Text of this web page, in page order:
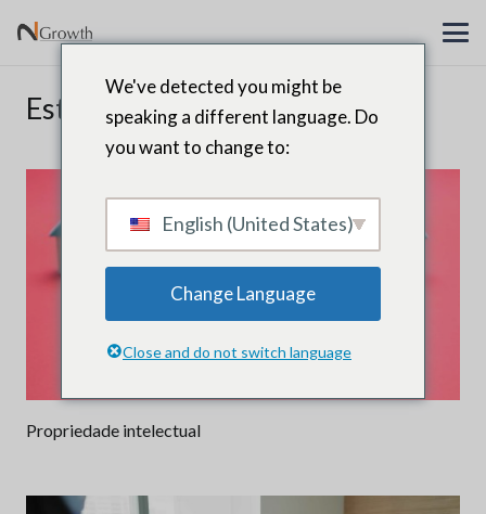
Estratégia
Propriedade intelectual
We've detected you might be
speaking a different language. Do
you want to change to:
English (United States)
Change Language
Close and do not switch language